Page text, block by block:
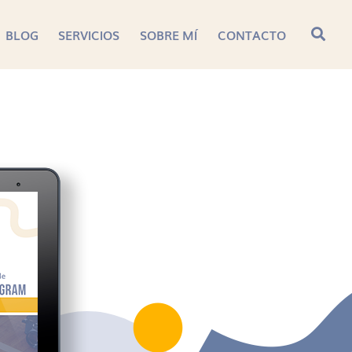
BLOG SERVICIOS SOBRE MÍ CONTACTO